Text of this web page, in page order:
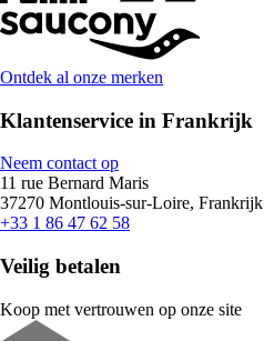
Ontdek al onze merken
Klantenservice in Frankrijk
Neem contact op
11 rue Bernard Maris
37270 Montlouis-sur-Loire, Frankrijk
+33 1 86 47 62 58
Veilig betalen
Koop met vertrouwen op onze site